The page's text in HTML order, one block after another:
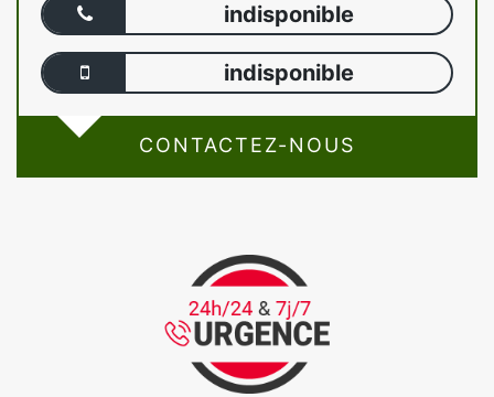
indisponible
indisponible
CONTACTEZ-NOUS